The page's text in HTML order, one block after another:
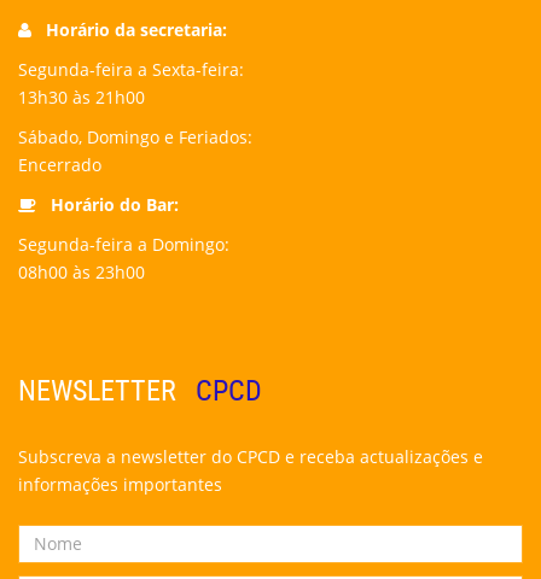
Horário da secretaria:
Segunda-feira a Sexta-feira:
13h30 às 21h00
Sábado, Domingo e Feriados:
Encerrado
Horário do Bar:
Segunda-feira a Domingo:
08h00 às 23h00
NEWSLETTER CPCD
Subscreva a newsletter do CPCD e receba actualizações e
informações importantes